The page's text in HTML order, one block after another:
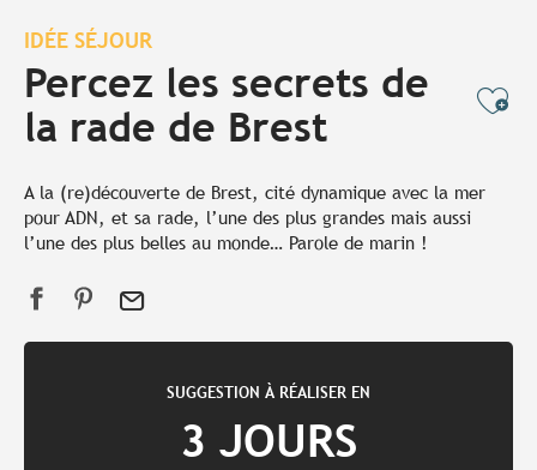
IDÉE SÉJOUR
Percez les secrets de
la rade de Brest
A la (re)découverte de Brest, cité dynamique avec la mer
pour ADN, et sa rade, l’une des plus grandes mais aussi
l’une des plus belles au monde… Parole de marin !
SUGGESTION À RÉALISER EN
3 JOURS